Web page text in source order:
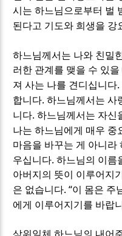
시는 하느님으로부터 벌
된다고 기도와 희생을 강
하느님께서는 나와 친밀
러한 관계를 맺을 수 있
져 사는 나를 견디십니다.
합니다.하느님께서는 사
니다.하느님께서는 자신
나는 하느님에게 매우 중
마음을 바꾸는 게 아니라
우십니다.하느님의 이름
아버지의 뜻이 이루어지
은 없습니다. “이 몸은 주
에게 이루어지기를 바랍
삼위일체 하느님의 내어